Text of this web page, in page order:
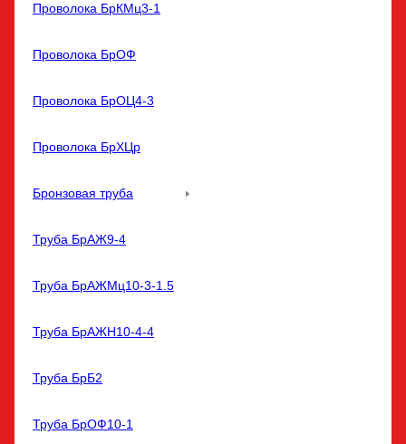
Проволока БрКМц3-1
Проволока БрОФ
Проволока БрОЦ4-3
Проволока БрХЦр
Бронзовая труба
Труба БрАЖ9-4
Труба БрАЖМц10-3-1.5
Труба БрАЖН10-4-4
Труба БрБ2
Труба БрОФ10-1